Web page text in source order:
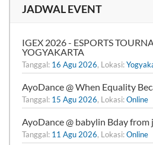
JADWAL EVENT
IGEX 2026 - ESPORTS
YOGYAKARTA
Tanggal: 16 Agu 2026, Lokasi:
AyoDance @ When Equality
Tanggal: 15 Agu 2026, Lokasi:Online
AyoDance @ babylin Bday
Tanggal: 11 Agu 2026, Lokasi:Online